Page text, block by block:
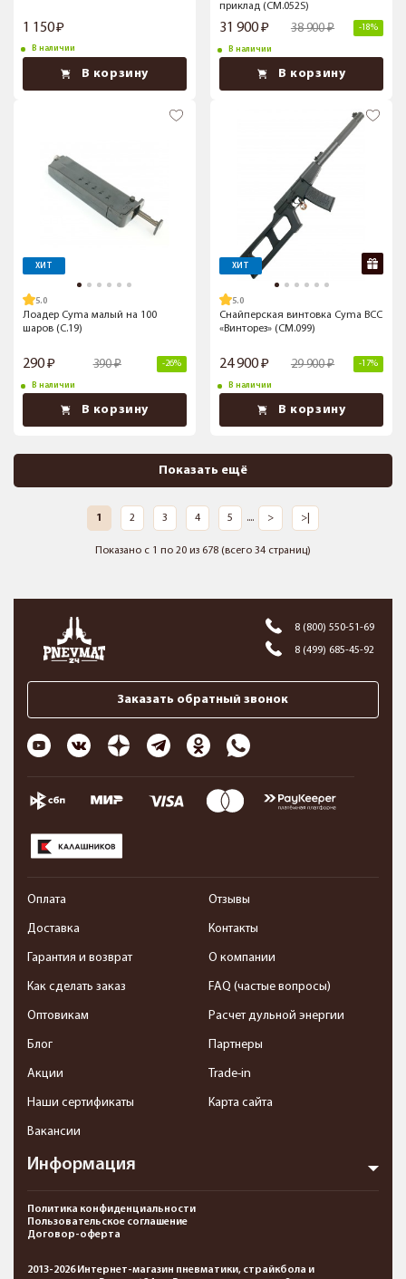
1 150
В наличии
В корзину
приклад (CM.052S)
31 900 38 900 -18%
В наличии
В корзину
ХИТ
5.0
Лоадер Cyma малый на 100
шаров (C.19)
290 390 -26%
В наличии
В корзину
ХИТ
5.0
Снайперская винтовка Cyma ВСС
«Винторез» (CM.099)
24 900 29 900 -17%
В наличии
В корзину
Показать ещё
1 2 3 4 5 .... > >|
Показано с 1 по 20 из 678 (всего 34 страниц)
8 (800) 550-51-69
8 (499) 685-45-92
Заказать обратный звонок
Информация
Оплата
Доставка
Гарантия и возврат
Как сделать заказ
Оптовикам
Блог
Акции
Наши сертификаты
Вакансии
Отзывы
Контакты
О компании
FAQ (частые вопросы)
Расчет дульной энергии
Партнеры
Trade-in
Карта сайта
Политика конфиденциальности
Пользовательское соглашение
Договор-оферта
2013-2026 Интернет-магазин пневматики, страйкбола и